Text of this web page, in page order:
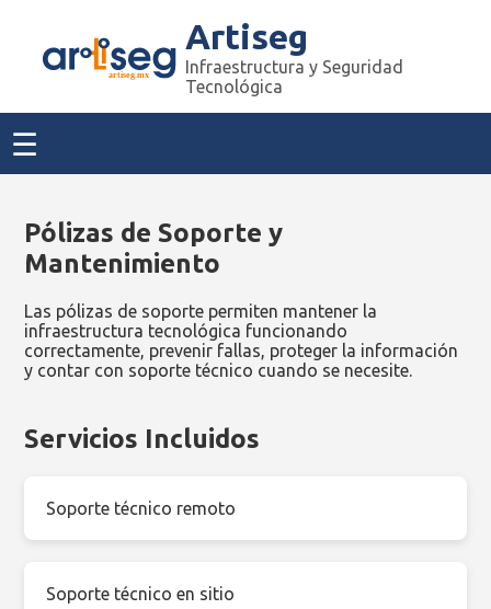
Artiseg
Infraestructura y Seguridad
Tecnológica
☰
Pólizas de Soporte y
Mantenimiento
Las pólizas de soporte permiten mantener la
infraestructura tecnológica funcionando
correctamente, prevenir fallas, proteger la información
y contar con soporte técnico cuando se necesite.
Servicios Incluidos
Soporte técnico remoto
Soporte técnico en sitio